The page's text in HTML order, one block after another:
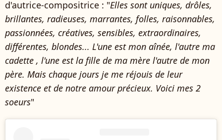
d'autrice-compositrice : "Elles sont uniques, drôles,
brillantes, radieuses, marrantes, folles, raisonnables,
passionnées, créatives, sensibles, extraordinaires,
différentes, blondes... L'une est mon aînée, l'autre ma
cadette , l'une est la fille de ma mère l'autre de mon
père. Mais chaque jours je me réjouis de leur
existence et de notre amour précieux. Voici mes 2
soeurs"